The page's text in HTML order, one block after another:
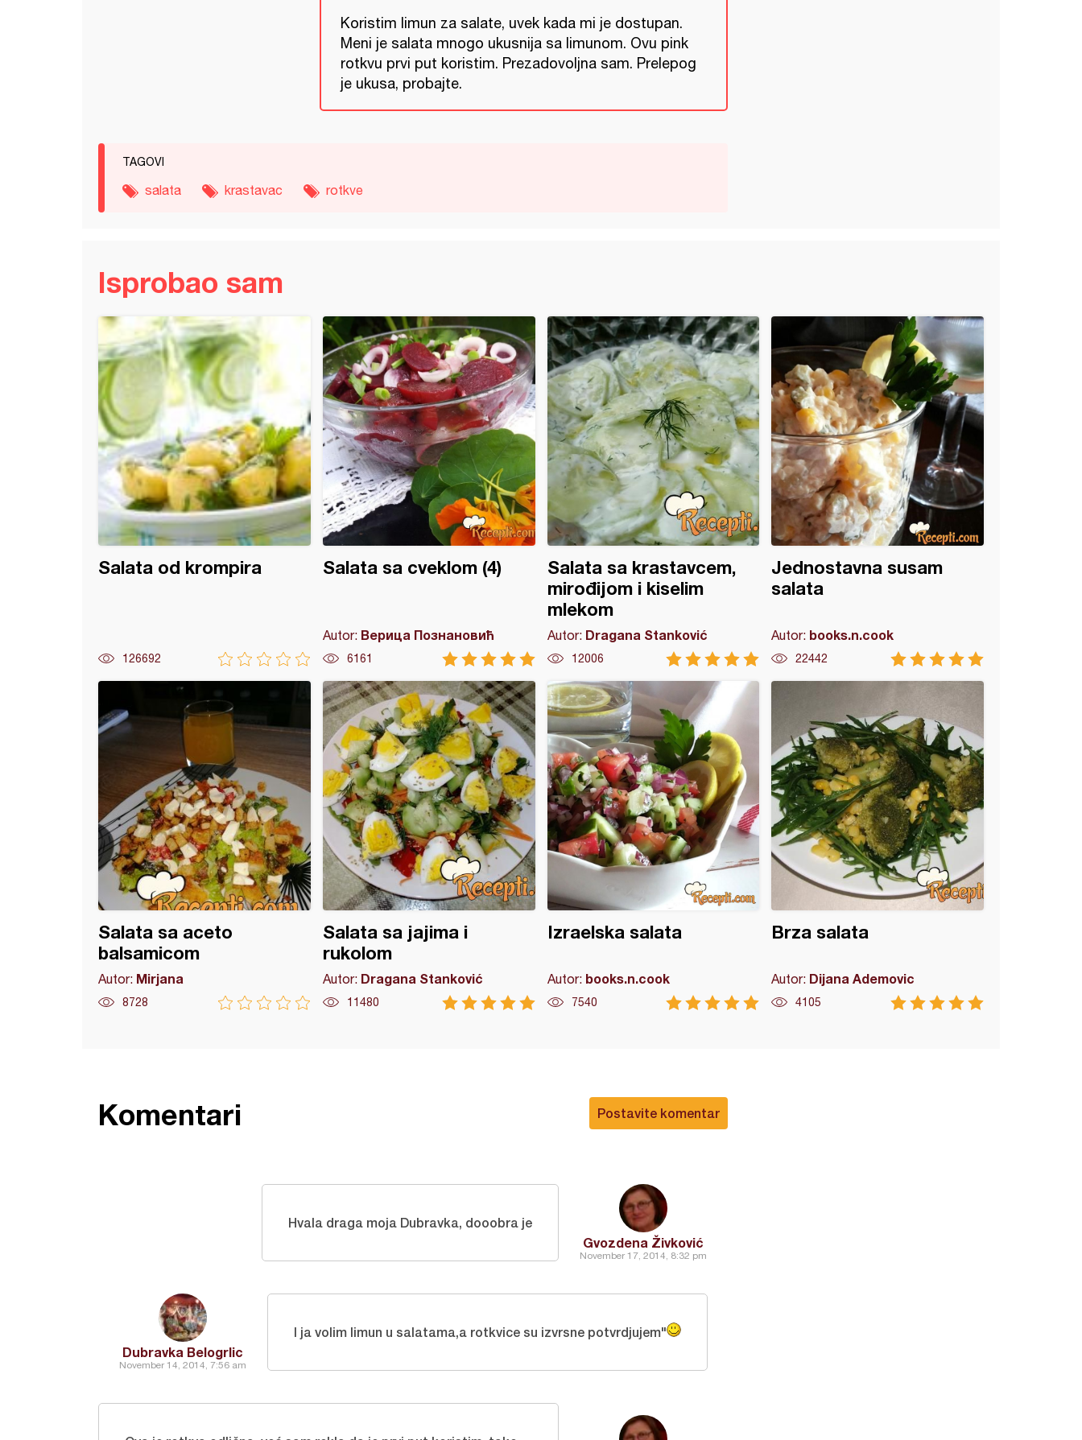
Koristim limun za salate, uvek kada mi je dostupan.
Meni je salata mnogo ukusnija sa limunom. Ovu pink
rotkvu prvi put koristim. Prezadovoljna sam. Prelepog
je ukusa, probajte.
TAGOVI
salata krastavac rotkve
Isprobao sam
Salata od krompira
126692
Salata sa cveklom (4)
Autor: Верица Познановић
6161
Salata sa krastavcem,
mirođijom i kiselim
mlekom
Autor: Dragana Stanković
12006
Jednostavna susam
salata
Autor: books.n.cook
22442
susam salata
Salata sa aceto
balsamicom
Autor: Mirjana
8728
Salata sa jajima i
rukolom
Autor: Dragana Stanković
11480
Izraelska salata
Autor: books.n.cook
7540
Brza salata
Autor: Dijana Ademovic
4105
Postavite komentar
Komentari
Gvozdena Živković
November 17, 2014, 8:32 pm
Hvala draga moja Dubravka, dooobra je
Dubravka Belogrlic
November 14, 2014, 7:56 am
I ja volim limun u salatama,a rotkvice su izvrsne potvrdjujem"